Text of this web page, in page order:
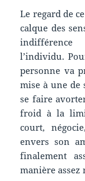
Le regard de
calque des
l’individu.
personne va
mise à une de
se faire
froid à la
court,
envers son
finalement
manière assez